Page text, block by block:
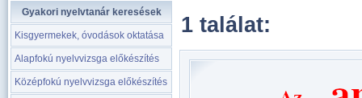
Gyakori nyelvtanár keresések
Kisgyermekek, óvodások oktatása
Alapfokú nyelvvizsga előkészítés
Középfokú nyelvvizsga előkészítés
1 találat: